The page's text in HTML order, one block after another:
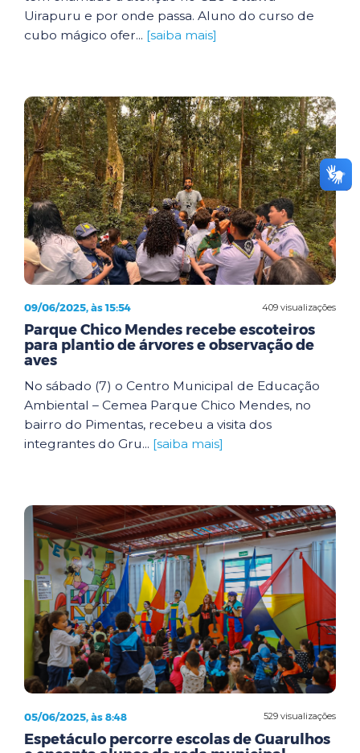
Uirapuru e por onde passa. Aluno do curso de
cubo mágico ofer... [saiba mais]
409 visualizações
09/06/2025, às 15:54
Parque Chico Mendes recebe escoteiros
para plantio de árvores e observação de
aves
No sábado (7) o Centro Municipal de Educação
Ambiental – Cemea Parque Chico Mendes, no
bairro do Pimentas, recebeu a visita dos
integrantes do Gru... [saiba mais]
529 visualizações
05/06/2025, às 8:48
Espetáculo percorre escolas de Guarulhos